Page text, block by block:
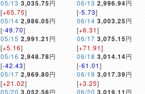
05/13 3,035.75円
[+65.75]
05/14 2,986.05円
[-49.70]
05/15 2,991.21 円
[+5.16]
05/16 2,948.78円
[-42.43]
05/17 2,969.80円
[+21.02]
05/20 3,052.56円
06/13 2,996.94円
[-5.73]
06/14 3,003.25円
[+6.31]
06/17 3,075.15円
[+71.91]
06/18 3,014.14円
[-61.01]
06/19 3,017.39円
[+3.25]
06/20 3,019.11 円